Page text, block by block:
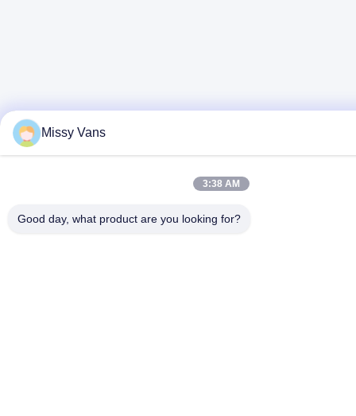
Missy Vans
3:38 AM
Good day, what product are you looking for?